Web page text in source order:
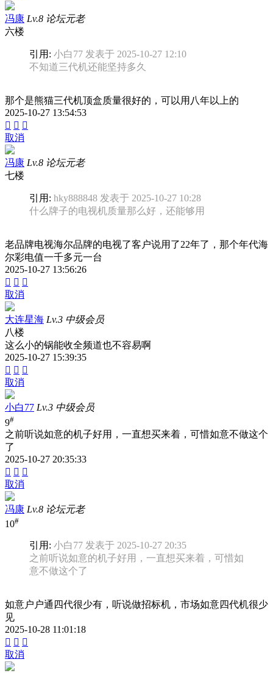
冯康 Lv.8 论坛元老
六楼
引用: 小白77 发表于 2025-10-27 12:10
不知道三代机还能坚持多久
那个是熊猫三代机顶盒质量很好的，可以用八年以上的
2025-10-27 13:54:53
  
取消
冯康 Lv.8 论坛元老
七楼
引用: hky888848 发表于 2025-10-27 10:28
什么牌子的电视机质量那么好，还能够用
老品牌电视海尔品牌的电视了客户说用了22年了，那个年代海
尔彩电值一千多元一台
2025-10-27 13:56:26
  
取消
大连星海 Lv.3 中级会员
八楼
这么小的锅能收全频道也不容易啊
2025-10-27 15:39:35
  
取消
小白77 Lv.3 中级会员
9#
之前听说如意的机子好用，一直想买来着，可惜如意不做这个
了
2025-10-27 20:35:33
  
取消
冯康 Lv.8 论坛元老
10#
引用: 小白77 发表于 2025-10-27 20:35
之前听说如意的机子好用，一直想买来着，可惜如
意不做这个了
如意户户通四代很少有，听说做招标机，市场如意四代机很少
见
2025-10-28 11:01:18
  
取消